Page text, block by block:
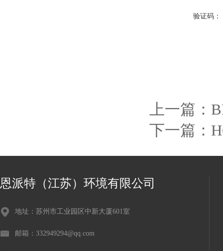
验证码：
上一篇：
下一篇：
恩派特（江苏）环境有限公司
地址：苏州市工业园区中新大厦601室
邮箱：332949294@qq.com